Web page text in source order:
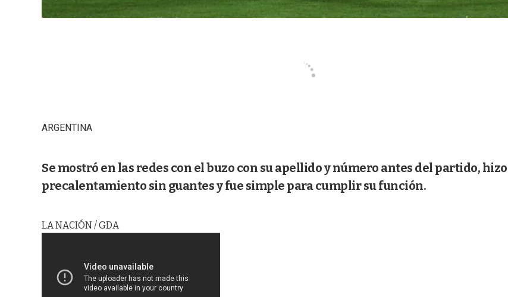
ARGENTINA
Se mostró en las redes con el buzo con su apellido y número antes del partido,
precalentamiento sin guantes y fue simple para cumplir su función.
LA NACIÓN / GDA